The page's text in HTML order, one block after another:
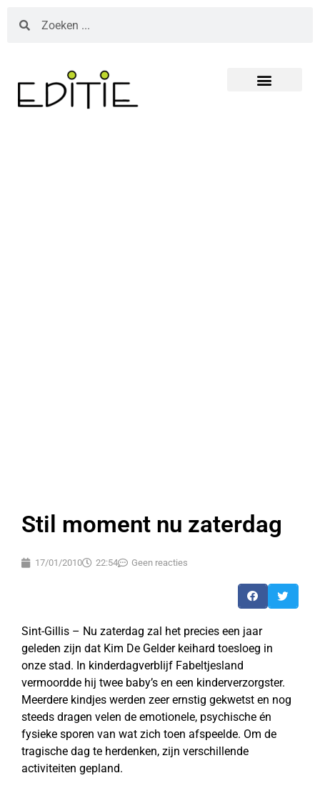
Stil moment nu zaterdag
17/01/2010 22:54 Geen reacties
Sint-Gillis – Nu zaterdag zal het precies een jaar
geleden zijn dat Kim De Gelder keihard toesloeg in
onze stad. In kinderdagverblijf Fabeltjesland
vermoordde hij twee baby’s en een kinderverzorgster.
Meerdere kindjes werden zeer ernstig gekwetst en nog
steeds dragen velen de emotionele, psychische én
fysieke sporen van wat zich toen afspeelde. Om de
tragische dag te herdenken, zijn verschillende
activiteiten gepland.